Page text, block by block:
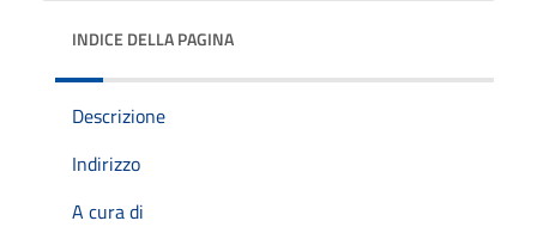
INDICE DELLA PAGINA
Descrizione
Indirizzo
A cura di